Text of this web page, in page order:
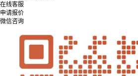
在线客服
申请报价
微信咨询